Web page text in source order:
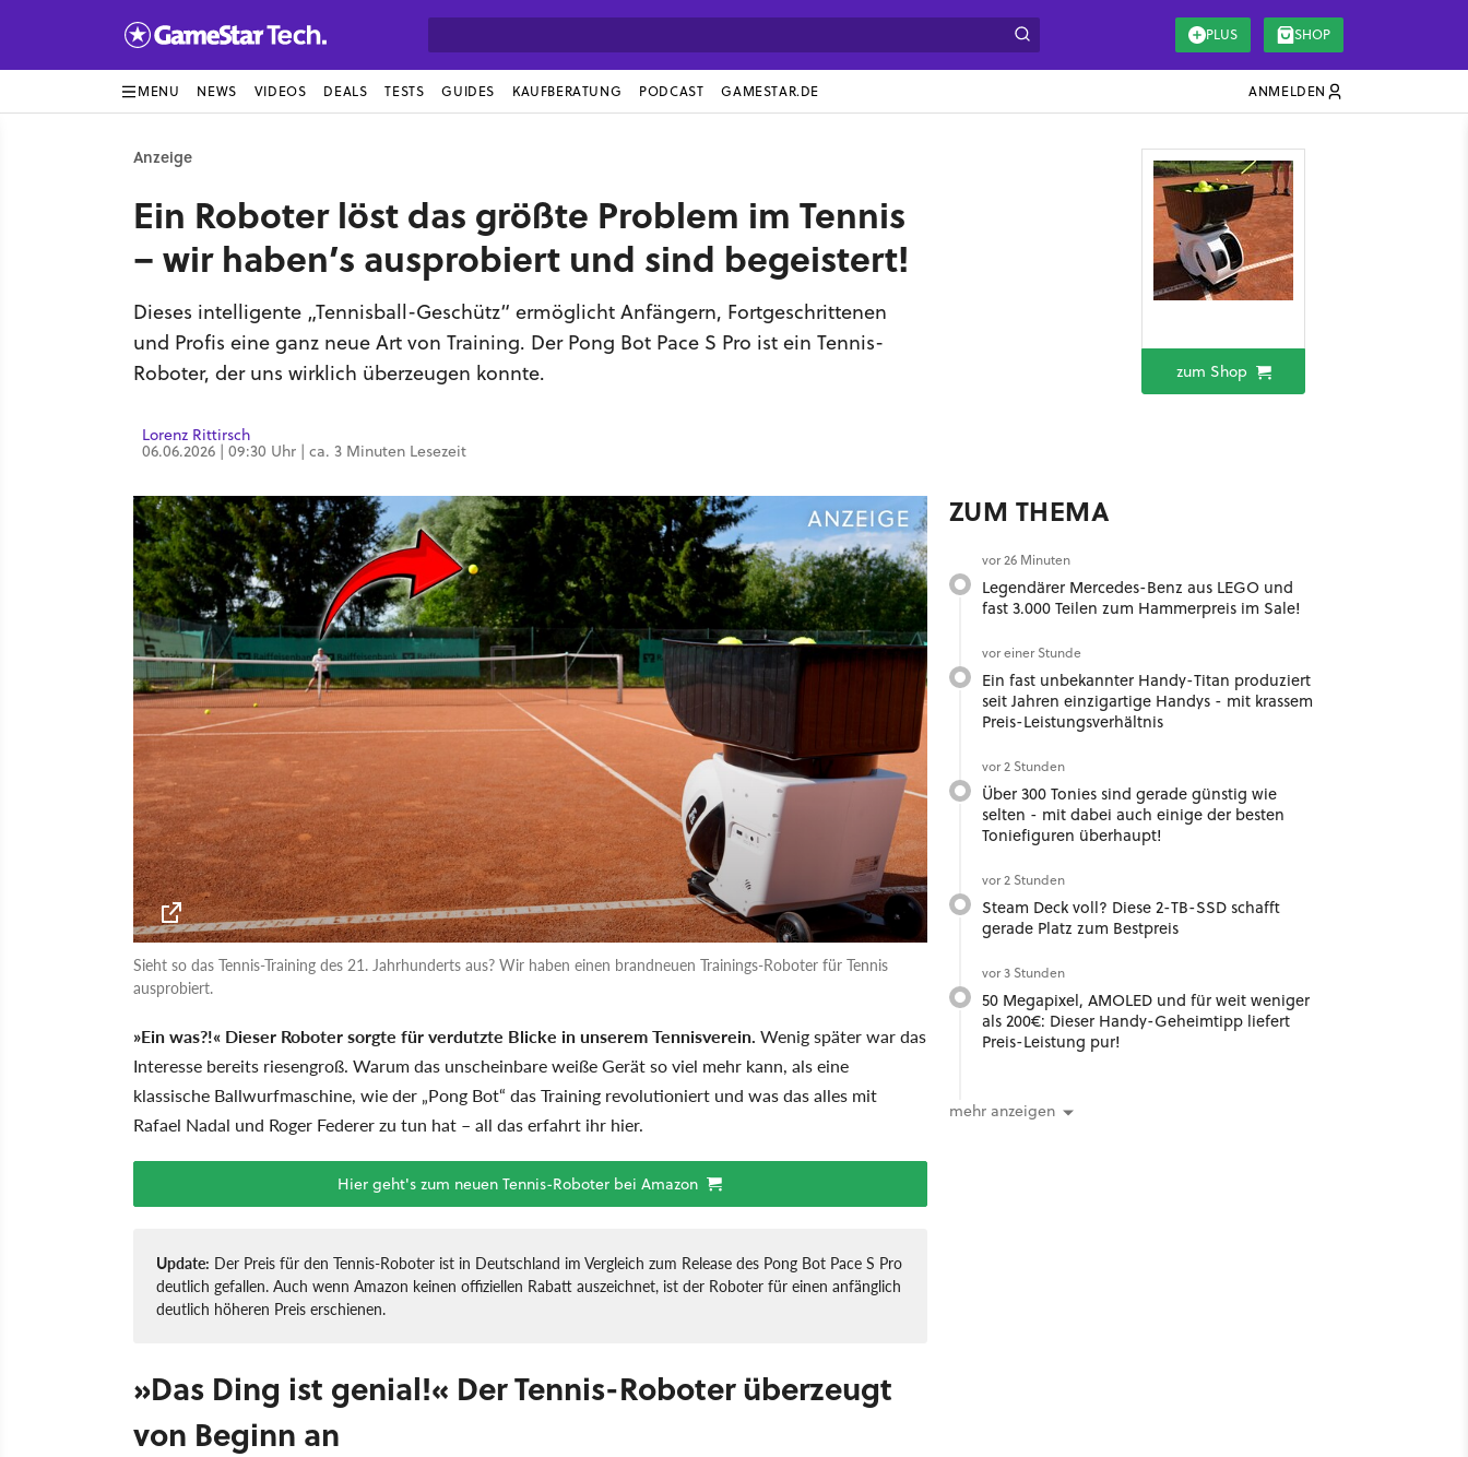
PLUS SHOP
MENU NEWS VIDEOS DEALS TESTS GUIDES KAUFBERATUNG PODCAST GAMESTAR.DE ANMELDEN
Anzeige
Ein Roboter löst das größte Problem im Tennis
– wir haben’s ausprobiert und sind begeistert!
Dieses intelligente „Tennisball-Geschütz“ ermöglicht Anfängern, Fortgeschrittenen
und Profis eine ganz neue Art von Training. Der Pong Bot Pace S Pro ist ein Tennis-
Roboter, der uns wirklich überzeugen konnte.
zum Shop
Lorenz Rittirsch
06.06.2026 | 09:30 Uhr | ca. 3 Minuten Lesezeit
Sieht so das Tennis-Training des 21. Jahrhunderts aus? Wir haben einen brandneuen Trainings-Roboter für Tennis
ausprobiert.
»Ein was?!« Dieser Roboter sorgte für verdutzte Blicke in unserem Tennisverein. Wenig später war das
Interesse bereits riesengroß. Warum das unscheinbare weiße Gerät so viel mehr kann, als eine
klassische Ballwurfmaschine, wie der „Pong Bot“ das Training revolutioniert und was das alles mit
Rafael Nadal und Roger Federer zu tun hat – all das erfahrt ihr hier.
Hier geht's zum neuen Tennis-Roboter bei Amazon
Update: Der Preis für den Tennis-Roboter ist in Deutschland im Vergleich zum Release des Pong Bot Pace S Pro
deutlich gefallen. Auch wenn Amazon keinen offiziellen Rabatt auszeichnet, ist der Roboter für einen anfänglich
deutlich höheren Preis erschienen.
»Das Ding ist genial!« Der Tennis-Roboter überzeugt
von Beginn an
ZUM THEMA
vor 26 Minuten
Legendärer Mercedes-Benz aus LEGO und
fast 3.000 Teilen zum Hammerpreis im Sale!
vor einer Stunde
Ein fast unbekannter Handy-Titan produziert
seit Jahren einzigartige Handys - mit krassem
Preis-Leistungsverhältnis
vor 2 Stunden
Über 300 Tonies sind gerade günstig wie
selten - mit dabei auch einige der besten
Toniefiguren überhaupt!
vor 2 Stunden
Steam Deck voll? Diese 2-TB-SSD schafft
gerade Platz zum Bestpreis
vor 3 Stunden
50 Megapixel, AMOLED und für weit weniger
als 200€: Dieser Handy-Geheimtipp liefert
Preis-Leistung pur!
mehr anzeigen